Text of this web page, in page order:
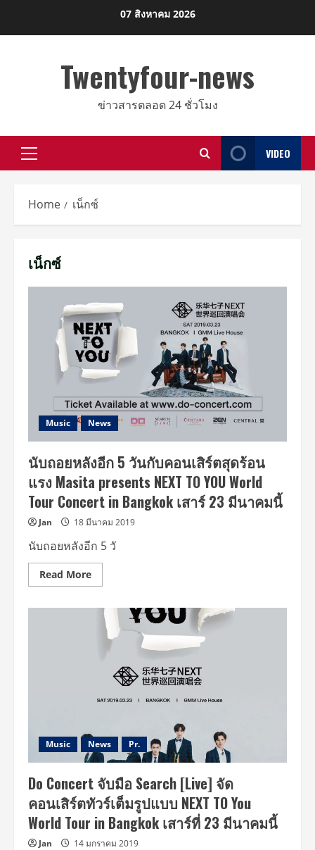
07 สิงหาคม 2026
Twentyfour-news
ข่าวสารตลอด 24 ชั่วโมง
Primary
VIDEO
Home เน็กซ์
เน็กซ์
Music News
นับถอยหลังอีก 5 วันกับคอนเสิร์ตสุดร้อน
แรง Masita presents NEXT TO YOU World
Tour Concert in Bangkok เสาร์ 23 มีนาคมนี้
Jan 18 มีนาคม 2019
นับถอยหลังอีก 5 วั
Read MoreRead
more
ถอย
หลัง
คอนเสิร์ต
แรง
NEXT
TO
YOU
World
Concert
in
Bangkok
เสาร์
23
มีนาคม
นี้
Music News Pr.
Do Concert จับมือ Search [Live] จัด
คอนเสิร์ตทัวร์เต็มรูปแบบ NEXT TO You
World Tour in Bangkok เสาร์ที่ 23 มีนาคมนี้
Jan 14 มกราคม 2019